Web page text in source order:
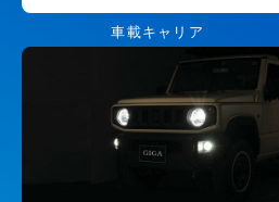
車載キャリア